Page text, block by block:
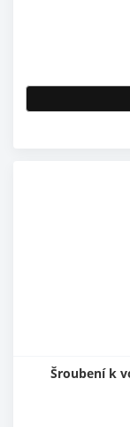
Šroubení k